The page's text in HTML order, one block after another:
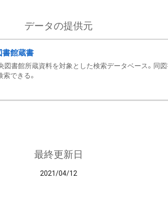
データの提供元
書館蔵書
図書館所蔵資料を対象とした検索データベース。同
索できる。
最終更新日
2021/04/12